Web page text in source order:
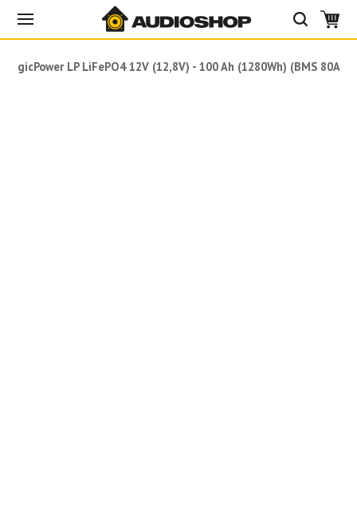
LogicPower LP LiFePO4 12V (12,8V) - 100 Ah (1280Wh) (BMS 80A/